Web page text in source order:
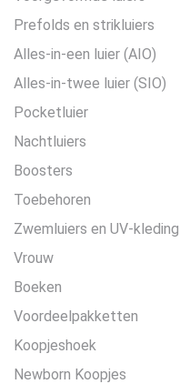
Prefolds en strikluiers
Alles-in-een luier (AIO)
Alles-in-twee luier (SIO)
Pocketluier
Nachtluiers
Boosters
Toebehoren
Zwemluiers en UV-kleding
Vrouw
Boeken
Voordeelpakketten
Koopjeshoek
Newborn Koopjes